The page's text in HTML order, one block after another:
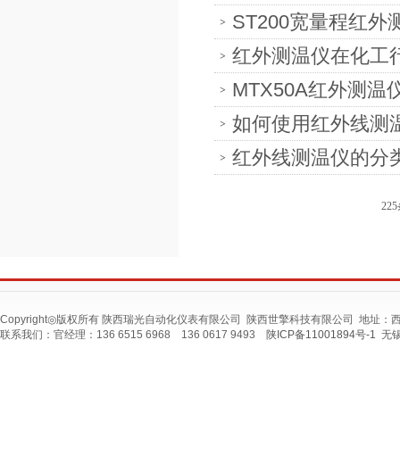
ST200宽量程红外
红外测温仪在化工
MTX50A红外测温
如何使用红外线测
红外线测温仪的分
225
Copyright◎版权所有 陕西瑞光自动化仪表有限公司 陕西世擎科技有限公司 地址：
联系我们：官经理：136 6515 6968 136 0617 9493 陕ICP备11001894号-1 无